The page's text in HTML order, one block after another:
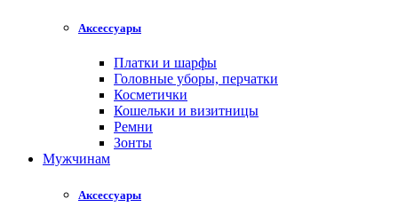
Аксессуары
Платки и шарфы
Головные уборы, перчатки
Косметички
Кошельки и визитницы
Ремни
Зонты
Мужчинам
Аксессуары